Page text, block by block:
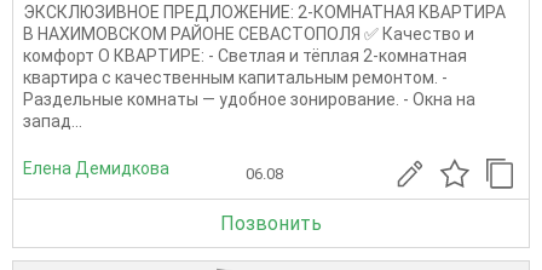
ЭКСКЛЮЗИВНОЕ ПРЕДЛОЖЕНИЕ: 2-КОМНАТНАЯ КВАРТИРА
В НАХИМОВСКОМ РАЙОНЕ СЕВАСТОПОЛЯ ✅ Качество и
комфорт О КВАРТИРЕ: - Светлая и тёплая 2-комнатная
квартира с качественным капитальным ремонтом. -
Раздельные комнаты — удобное зонирование. - Окна на
запад...
Елена Демидкова 06.08
Позвонить